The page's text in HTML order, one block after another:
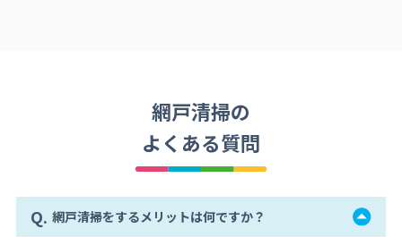
網戸清掃の
よくある質問
Q. 網戸清掃をするメリットは何ですか？